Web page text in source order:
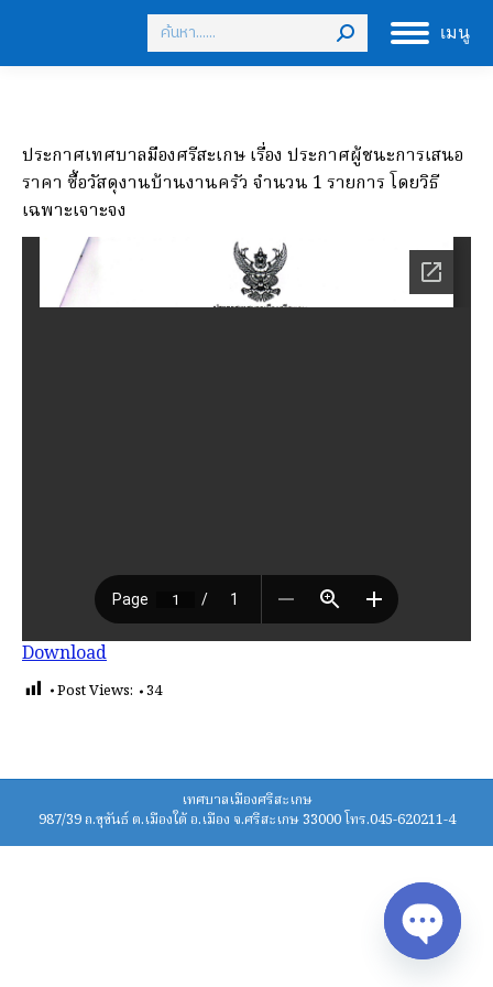
เมนู
Search:
ประกาศเทศบาลมืองศรีสะเกษ เรื่อง ประกาศผู้ชนะการเสนอ
ราคา ซื้อวัสดุงานบ้านงานครัว จำนวน 1 รายการ โดยวิธี
เฉพาะเจาะจง
Download
Post Views: 34
เทศบาลเมืองศรีสะเกษ
987/39 ถ.ขุขันธ์ ต.เมืองใต้ อ.เมือง จ.ศรีสะเกษ 33000 โทร.045-620211-4